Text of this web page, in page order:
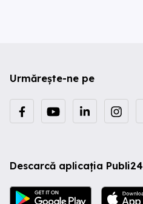
Urmărește-ne pe
Descarcă aplicația Publi24